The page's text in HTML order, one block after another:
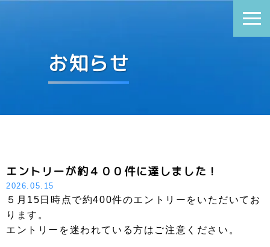
お知らせ
エントリーが約４００件に達しました！
2026.05.15
５月15日時点で約400件のエントリーをいただいてお
ります。
エントリーを迷われている方はご注意ください。